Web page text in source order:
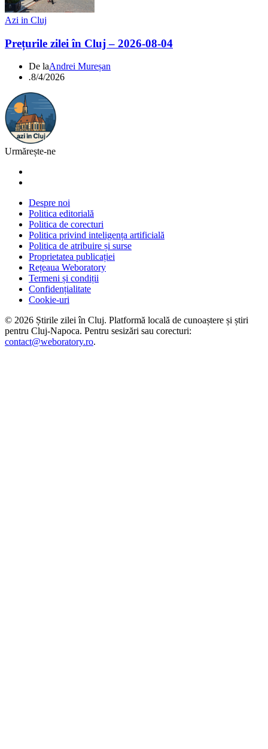
Azi in Cluj
Prețurile zilei în Cluj – 2026-08-04
De laAndrei Mureșan
.8/4/2026
Urmărește-ne
Despre noi
Politica editorială
Politica de corecturi
Politica privind inteligența artificială
Politica de atribuire și surse
Proprietatea publicației
Rețeaua Weboratory
Termeni și condiții
Confidențialitate
Cookie-uri
© 2026 Știrile zilei în Cluj. Platformă locală de cunoaștere și știri
pentru Cluj-Napoca. Pentru sesizări sau corecturi:
contact@weboratory.ro.